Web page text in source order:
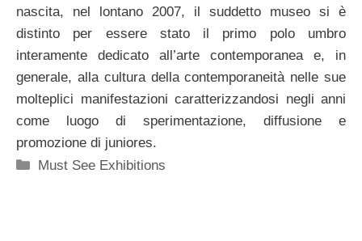
nascita, nel lontano 2007, il suddetto museo si è
distinto per essere stato il primo polo umbro
interamente dedicato all’arte contemporanea e, in
generale, alla cultura della contemporaneità nelle sue
molteplici manifestazioni caratterizzandosi negli anni
come luogo di sperimentazione, diffusione e
promozione di juniores.
Categorie
Must See Exhibitions